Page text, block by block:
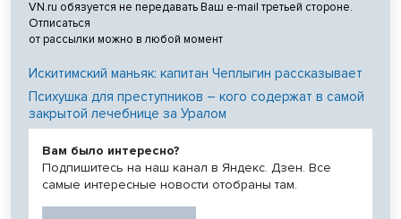
VN.ru обязуется не передавать Ваш e-mail третьей стороне.
Отписаться
от рассылки можно в любой момент
Искитимский маньяк: капитан Чеплыгин рассказывает
Психушка для преступников – кого содержат в самой
закрытой лечебнице за Уралом
Вам было интересно?
Подпишитесь на наш канал в Яндекс. Дзен. Все
самые интересные новости отобраны там.